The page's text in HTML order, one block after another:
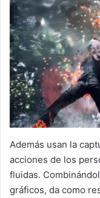
Además usan la
acciones de los
fluidas.
gráficos, da como